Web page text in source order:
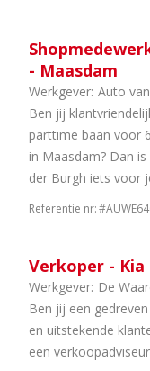
Universeel
garages
Importeurs
Aantal
uren
40
uur
uur
32
uur
36
uur
- Maasdam
Werkgever: Auto
Ben jij
parttime baan voor
in Maasdam? Dan
der Burgh iets voor
Referentie nr:
Verkoper -
Werkgever: De
Ben jij een
en uitstekende
een